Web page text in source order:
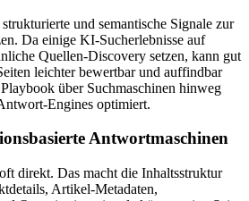
und semantische Signale zur
Da einige KI‑Sucherlebnisse auf
Quellen‑Discovery setzen, kann gut
leichter bewertbar und auffindbar
über Suchmaschinen hinweg
optimiert.
Antwortmaschinen
direkt. Das macht die Inhaltsstruktur
Artikel‑Metadaten,